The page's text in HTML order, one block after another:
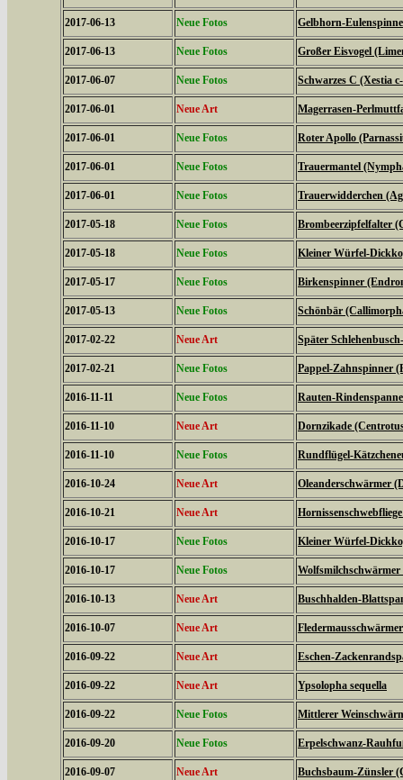
2017-06-13 Neue Fotos Gelbhorn-
2017-06-13 Neue Fotos Großer Eisvogel
2017-06-07 Neue Fotos Schwarzes C (Xestia
2017-06-01 Neue Art Magerrasen-
2017-06-01 Neue Fotos Roter Apollo
2017-06-01 Neue Fotos Trauermantel
2017-06-01 Neue Fotos Trauerwidderchen
2017-05-18 Neue Fotos Brombeerzipfelfalter
2017-05-18 Neue Fotos Kleiner Würfel-
2017-05-17 Neue Fotos Birkenspinner
2017-05-13 Neue Fotos Schönbär
2017-02-22 Neue Art Später
2017-02-21 Neue Fotos Pappel-Zahnspinner
2016-11-11 Neue Fotos Rauten-
2016-11-10 Neue Art Dornzikade
2016-11-10 Neue Fotos Rundflügel-
2016-10-24 Neue Art Oleanderschwärmer
2016-10-21 Neue Art
2016-10-17 Neue Fotos Kleiner Würfel-
2016-10-17 Neue Fotos
2016-10-13 Neue Art Buschhalden-
2016-10-07 Neue Art
2016-09-22 Neue Art Eschen-
2016-09-22 Neue Art Ypsolopha sequella
2016-09-22 Neue Fotos Mittlerer
2016-09-20 Neue Fotos Erpelschwanz-
2016-09-07 Neue Art Buchsbaum-Zünsler